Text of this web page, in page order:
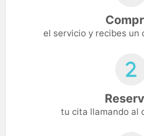
el servicio y recibes un
tu cita llamando al